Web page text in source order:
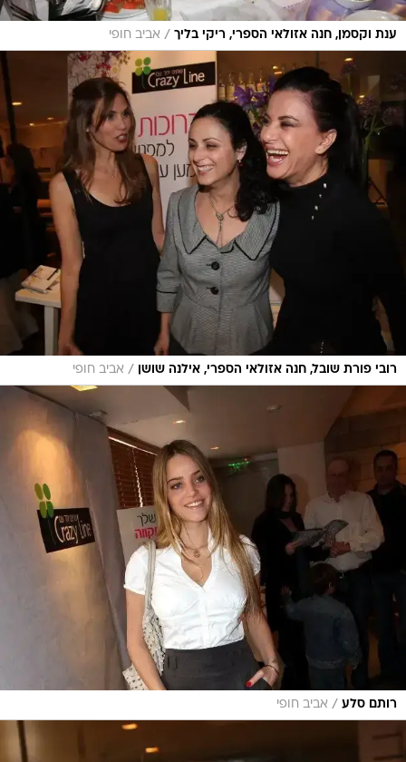
ענת וקסמן, חנה אזולאי הספרי, ריקי בליך / אביב חופי
רובי פורת שובל, חנה אזולאי הספרי, אילנה שושן / אביב חופי
רותם סלע / אביב חופי